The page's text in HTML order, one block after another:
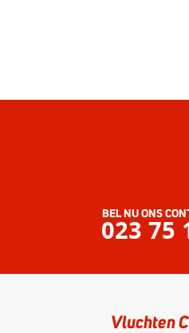
BEL NU ONS
023 75
Vluchten